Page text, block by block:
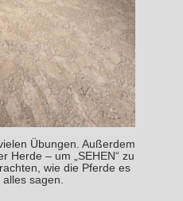
Übungen. Außerdem
Herde – um „SEHEN“ zu
wie die Pferde es
sagen.